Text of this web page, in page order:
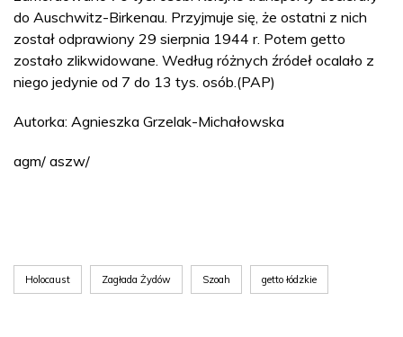
do Auschwitz-Birkenau. Przyjmuje się, że ostatni z nich
został odprawiony 29 sierpnia 1944 r. Potem getto
zostało zlikwidowane. Według różnych źródeł ocalało z
niego jedynie od 7 do 13 tys. osób.(PAP)
Autorka: Agnieszka Grzelak-Michałowska
agm/ aszw/
Holocaust Zagłada Żydów Szoah getto łódzkie